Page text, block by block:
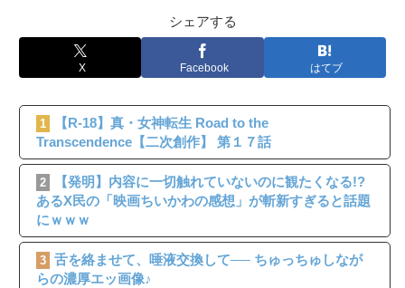
シェアする
X Facebook はてブ
1
【R-18】真・女神転生 Road to the
Transcendence【二次創作】 第１７話
2
【発明】内容に一切触れていないのに観たくなる!?
あるX民の「映画ちいかわの感想」が斬新すぎると話題
にｗｗｗ
3 舌を絡ませて、唾液交換して── ちゅっちゅしなが
らの濃厚エッ画像♪